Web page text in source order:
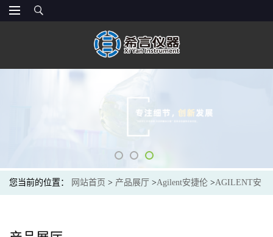
您当前的位置： 网站首页 > 产品展厅 >Agilent安捷伦 >AGILENT安
英寸柱架